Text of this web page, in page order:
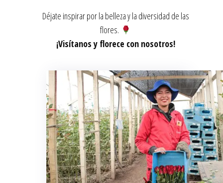
Déjate inspirar por la belleza y la diversidad de las
flores.
¡Visítanos y florece con nosotros!